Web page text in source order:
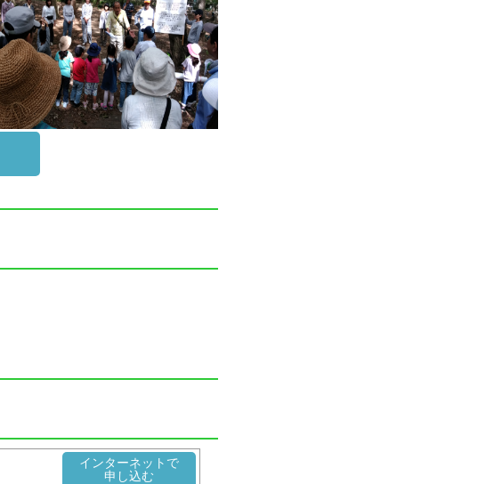
インターネットで
申し込む